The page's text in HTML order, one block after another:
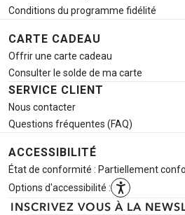
Conditions du programme fidélité
CARTE CADEAU
Offrir une carte cadeau
Consulter le solde de ma carte
SERVICE CLIENT
Nous contacter
Questions fréquentes (FAQ)
ACCESSIBILITÉ
État de conformité : Partiellement
Options d'accessibilité :
INSCRIVEZ VOUS À LA